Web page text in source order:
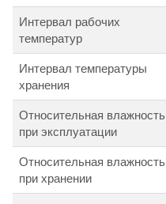
Интервал рабочих
температур
Интервал температуры
хранения
Относительная влажность
при эксплуатации
Относительная влажность
при хранении